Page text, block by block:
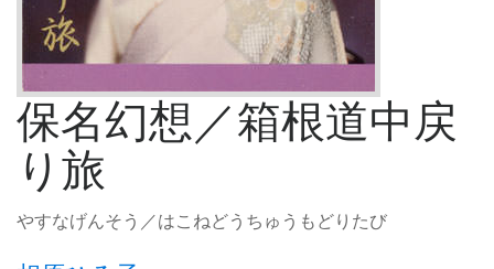
保名幻想／箱根道中戻
り旅
やすなげんそう／はこねどうちゅうもどりたび